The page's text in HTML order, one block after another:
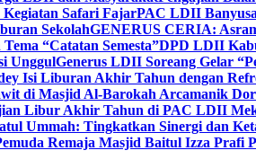
Safari FajarPAC LDII
SekolahGENERUS CERIA:
“Catatan Semesta”DPD LDII
UnggulGenerus LDII Soreang Gelar
Isi Liburan Akhir Tahun dengan
di Masjid Al-Barokah Arcamanik
Libur Akhir Tahun di PAC LDII
Ummah: Tingkatkan Sinergi dan
Remaja Masjid Baitul Izza Prafi